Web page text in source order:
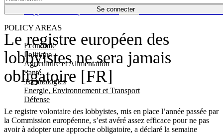
Se connecter
POLICY AREAS
Economie
Politique
Agriculture et Alimentation
Santé
Technologies
Energie, Environnement et Transport
Défense
Économie
Le registre européen des
lobbyistes ne sera jamais
obligatoire [FR]
Le registre volontaire des lobbyistes, mis en place l’année passée par
la Commission européenne, s’est avéré assez efficace pour ne pas
avoir à adopter une approche obligatoire, a déclaré la semaine